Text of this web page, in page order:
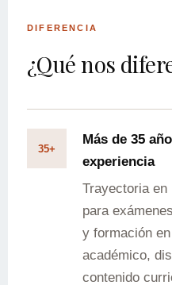
DIFERENCIA
¿Qué nos
35+
Más de 35
experiencia
Trayectoria en
para
y formación
académico,
contenido